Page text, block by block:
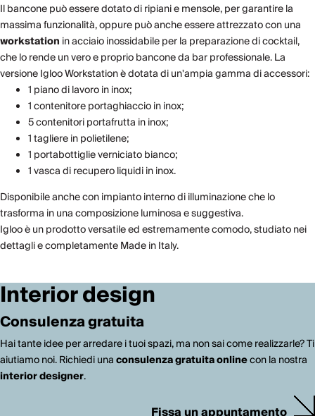
Il bancone può essere dotato di ripiani e mensole, per garantire la
massima funzionalità, oppure può anche essere attrezzato con una
workstation in acciaio inossidabile per la preparazione di cocktail,
che lo rende un vero e proprio bancone da bar professionale. La
versione Igloo Workstation è dotata di un'ampia gamma di accessori:
1 piano di lavoro in inox;
1 contenitore portaghiaccio in inox;
5 contenitori portafrutta in inox;
1 tagliere in polietilene;
1 portabottiglie verniciato bianco;
1 vasca di recupero liquidi in inox.
Disponibile anche con impianto interno di illuminazione che lo
trasforma in una composizione luminosa e suggesti­va.
Igloo è un prodotto versatile ed estremamente comodo, studiato nei
dettagli e completamente Made in Italy.
Interior design
Consulenza gratuita
Hai tante idee per arredare i tuoi spazi, ma non sai come realizzarle? Ti
aiutiamo noi. Richiedi unaconsulenza gratuita onlinecon la nostra
interior designer.